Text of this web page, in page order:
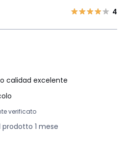
4
calidad excelente
verificato
1 mese